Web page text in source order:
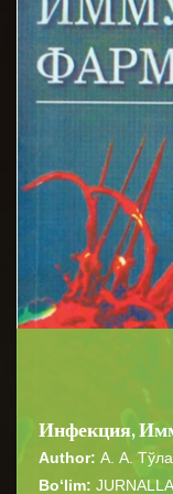
Инфекция,
Author: А. А.
Bo‘lim: